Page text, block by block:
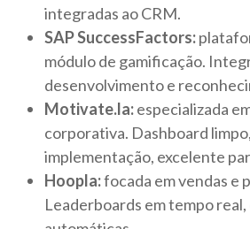
integradas ao CRM.
SAP SuccessFactors:
módulo de gamificação.
desenvolvimento e
Motivate.la:especializada
corporativa. Dashboard
implementação, excelente
Hoopla:focada em vendas e
Leaderboards em tempo